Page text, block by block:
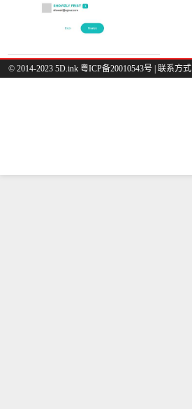
© 2014-2023 5D.ink 粤ICP备20010543号 | 联系方式